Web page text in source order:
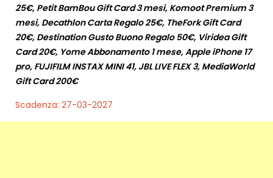
25€, Petit BamBou Gift Card 3 mesi, Komoot Premium 3
mesi, Decathlon Carta Regalo 25€, TheFork Gift Card
20€, Destination Gusto Buono Regalo 50€, Viridea Gift
Card 20€, Yome Abbonamento 1 mese, Apple iPhone 17
pro, FUJIFILM INSTAX MINI 41, JBL LIVE FLEX 3, MediaWorld
Gift Card 200€
Scadenza: 27-03-2027